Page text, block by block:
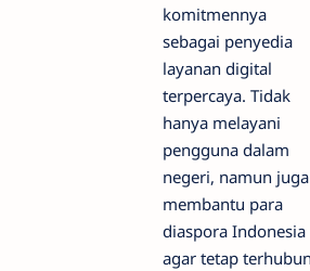
komitmennya
sebagai penyedia
layanan digital
terpercaya. Tidak
hanya melayani
pengguna dalam
negeri, namun juga
membantu para
diaspora Indonesia
agar tetap